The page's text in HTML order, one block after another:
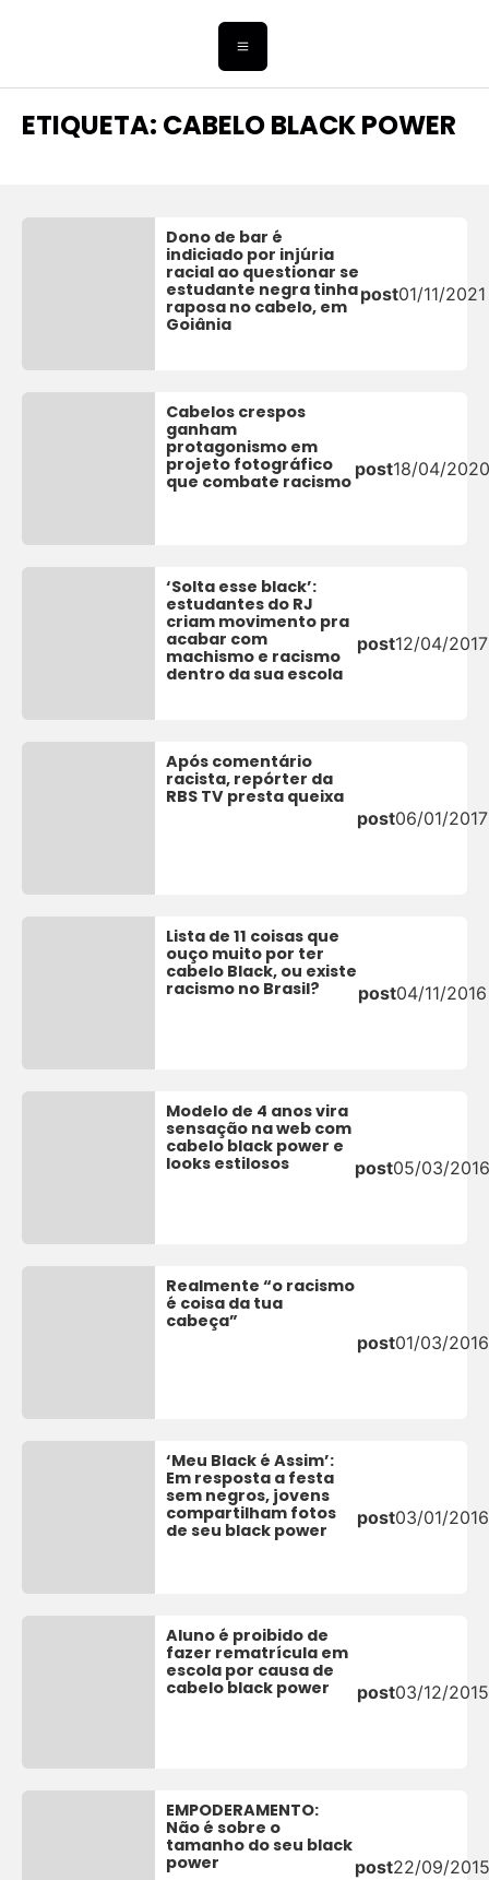
ETIQUETA: CABELO BLACK POWER
Dono de bar é
indiciado por injúria
racial ao questionar se
estudante negra tinha
raposa no cabelo, em
Goiânia
post01/11/2021
Cabelos crespos
ganham
protagonismo em
projeto fotográfico
que combate racismo
post18/04/
‘Solta esse black’:
estudantes do RJ
criam movimento pra
acabar com
machismo e racismo
dentro da sua escola
post12/04/2017
Após comentário
racista, repórter da
RBS TV presta queixa
post06/01/2017
Lista de 11 coisas que
ouço muito por ter
cabelo Black, ou existe
racismo no Brasil?
post04/11/2016
Modelo de 4 anos vira
sensação na web com
cabelo black power e
looks estilosos
post05/03/
Realmente “o racismo
é coisa da tua
cabeça”
post01/03/2016
‘Meu Black é Assim’:
Em resposta a festa
sem negros, jovens
compartilham fotos
de seu black power
post03/01/2016
Aluno é proibido de
fazer rematrícula em
escola por causa de
cabelo black power
post03/12/2015
EMPODERAMENTO:
Não é sobre o
tamanho do seu black
power
post22/09/